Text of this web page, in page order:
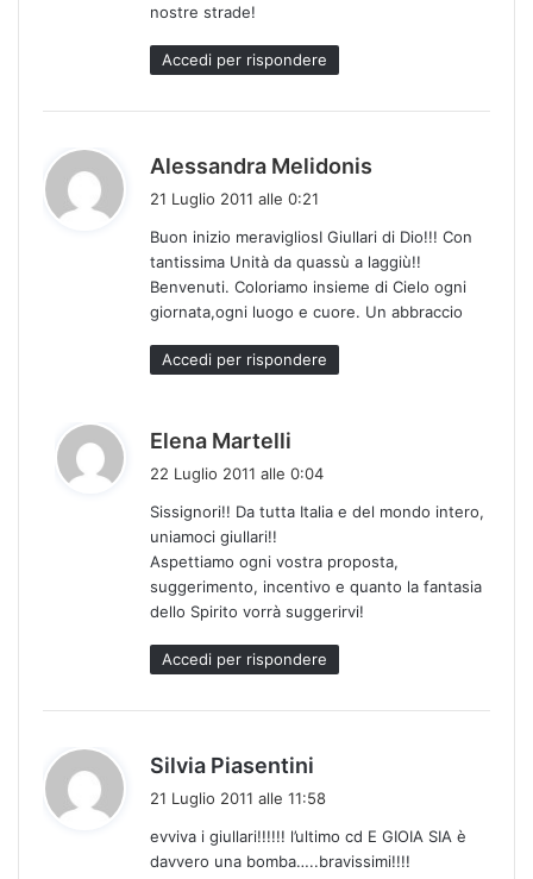
nostre strade!
Accedi per rispondere
Alessandra Melidonis
e
t
t
21 Luglio 2011 alle 0:21
Buon inizio meravigliosI Giullari di Dio!!! Con
tantissima Unità da quassù a laggiù!!
Benvenuti. Coloriamo insieme di Cielo ogni
giornata,ogni luogo e cuore. Un abbraccio
Accedi per rispondere
Elena Martelli
e
t
22 Luglio 2011 alle 0:04
Sissignori!! Da tutta Italia e del mondo intero,
uniamoci giullari!!
Aspettiamo ogni vostra proposta,
suggerimento, incentivo e quanto la fantasia
dello Spirito vorrà suggerirvi!
Accedi per rispondere
Silvia Piasentini
e
t
21 Luglio 2011 alle 11:58
evviva i giullari!!!!!! l’ultimo cd E GIOIA SIA è
davvero una bomba…..bravissimi!!!!